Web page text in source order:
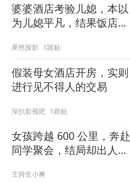
婆婆酒店考验儿媳，本以
为儿媳平凡，结果饭店全
果然探影 1跟贴
假装母女酒店开房，实则
进行见不得人的交易
深扒影视吧 1跟贴
女孩跨越 600 公里，奔赴
同学聚会，结局却出人意
主持生小爽